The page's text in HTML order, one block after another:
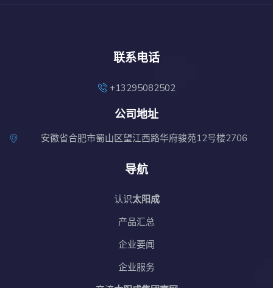
联系电话
+13295082502
公司地址
安徽省合肥市蜀山区望江西路华府骏苑12号楼2706
导航
认识太阳成
产品汇总
企业要闻
企业服务